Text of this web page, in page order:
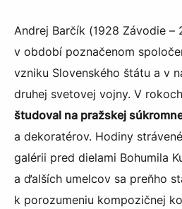
Andrej Barčík (1928 Závodie –
v období poznačenom
vzniku Slovenského štátu a v
druhej svetovej vojny. V
študoval na pražskej
a dekoratérov. Hodiny
galérii pred dielami Bohumila
a ďalších umelcov sa preňho
k porozumeniu kompozičnej